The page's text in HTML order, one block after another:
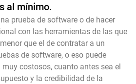
al mínimo.
prueba de software o de hacer
con las herramientas de las que
que el de contratar a un
de software, o eso puede
muy costosos, cuanto antes sea el
y la credibilidad de la